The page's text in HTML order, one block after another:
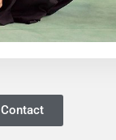
Contact